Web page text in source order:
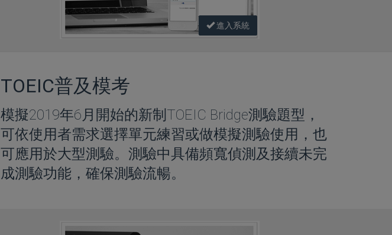
進入系統
TOEIC普及模考
模擬2019年6月開始的新制TOEIC Bridge測驗題型，
可依使用者需求選擇單元練習或做模擬測驗使用，也
可應用於大型測驗。測驗中具備頻寬偵測及接續未完
成測驗功能，確保測驗流暢。